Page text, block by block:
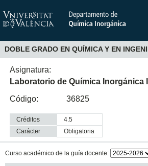
DOBLE GRADO EN QUÍMICA Y EN
Asignatura:
Laboratorio de Química Inorgánica I
Código:
36825
Créditos
4.5
Carácter
obligatoria
Curso académico de la guía docente: